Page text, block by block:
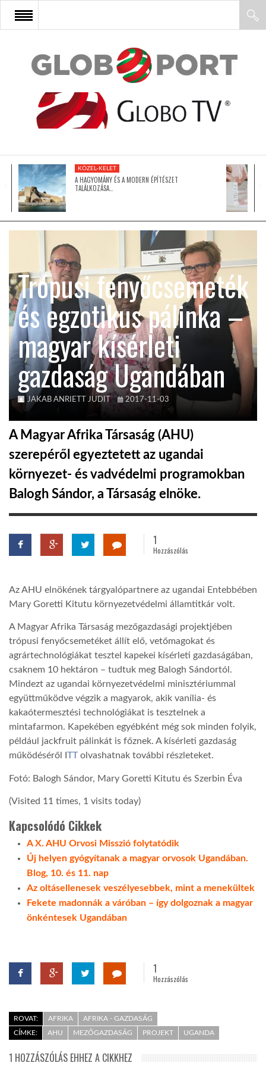
FŐOLDAL
AFRIKA
ÁZSIA
LATIN-AMERIKA
KÖZEL-KELET
AUSZTRÁLIA
A VILÁG ITTHON
MÉDIA
GLOBOTV BP
TROPICALMAGAZIN
A NAP SZÉPE
LINKTR.EE
LATIMO.HU
GLOBOBOOK
KÖZEL-KELET
A HAGYOMÁNY ÉS A MODERN ÉPÍTÉSZET
TALÁLKOZÁSA…
Trópusi fenyőcsemeték
és egzotikus pálinka –
magyar kísérleti
gazdaság Ugandában
JAKAB ANRIETT JUDIT 2017-11-03
A Magyar Afrika Társaság (AHU)
szerepéről egyeztetett az ugandai
környezet- és vadvédelmi programokban
Balogh Sándor, a Társaság elnöke.
1
Hozzászólás
Az AHU elnökének tárgyalópartnere az ugandai Entebbében
Mary Goretti Kitutu környezetvédelmi államtitkár volt.
A Magyar Afrika Társaság mezőgazdasági projektjében
trópusi fenyőcsemetéket állít elő, vetőmagokat és
agrártechnológiákat tesztel kapekei kísérleti gazdaságában,
csaknem 10 hektáron – tudtuk meg Balogh Sándortól.
Mindezt az ugandai környezetvédelmi minisztériummal
együttműködve végzik a magyarok, akik vanília- és
kakaótermesztési technológiákat is tesztelnek a
mintafarmon. Kapekében egyébként még sok minden folyik,
például jackfruit pálinkát is főznek. A kísérleti gazdaság
működéséről I TTolvashatnak további részleteket.
Fotó: Balogh Sándor, Mary Goretti Kitutu és Szerbin Éva
(Visited 11 times, 1 visits today)
Kapcsolódó Cikkek
A X. AHU Orvosi Misszió folytatódik
Új helyen gyógyítanak a magyar orvosok Ugandában.
Blog, 10. és 11. nap
Az oltásellenesek veszélyesebbek, mint a menekültek
Fekete madonnák a váróban – így dolgoznak a magyar
önkéntesek Ugandában
1
Hozzászólás
ROVAT: AFRIKA
AFRIKA - GAZDASÁG
CÍMKE:
AHU MEZŐGAZDASÁG PROJEKT UGANDA
1 HOZZÁSZÓLÁS EHHEZ A CIKKHEZ